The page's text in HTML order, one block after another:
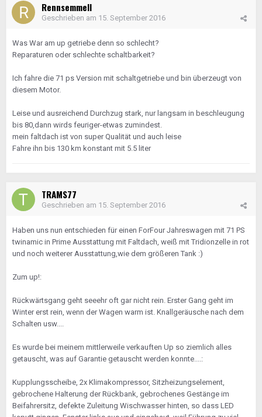
Rennsemmell
Geschrieben am 15. September 2016
Was War am up getriebe denn so schlecht?
Reparaturen oder schlechte schaltbarkeit?
Ich fahre die 71 ps Version mit schaltgetriebe und bin überzeugt von
diesem Motor.
Leise und ausreichend Durchzug stark, nur langsam in beschleugung
bis 80,dann wirds feuriger-etwas zumindest.
mein faltdach ist von super Qualität und auch leise
Fahre ihn bis 130 km konstant mit 5.5 liter
TRAMS77
Geschrieben am 15. September 2016
Haben uns nun entschieden für einen ForFour Jahreswagen mit 71 PS
twinamic in Prime Ausstattung mit Faltdach, weiß mit Tridionzelle in rot
und noch weiterer Ausstattung,wie dem größeren Tank :)
Zum up!:
Rückwärtsgang geht seeehr oft gar nicht rein. Erster Gang geht im
Winter erst rein, wenn der Wagen warm ist. Knallgeräusche nach dem
Schalten usw....
Es wurde bei meinem mittlerweile verkauften Up so ziemlich alles
getauscht, was auf Garantie getauscht werden konnte....:
Kupplungsscheibe, 2x Klimakompressor, Sitzheizungselement,
gebrochene Halterung der Rückbank, gebrochenes Gestänge im
Beifahrersitz, defekte Zuleitung Wischwasser hinten, so dass LED